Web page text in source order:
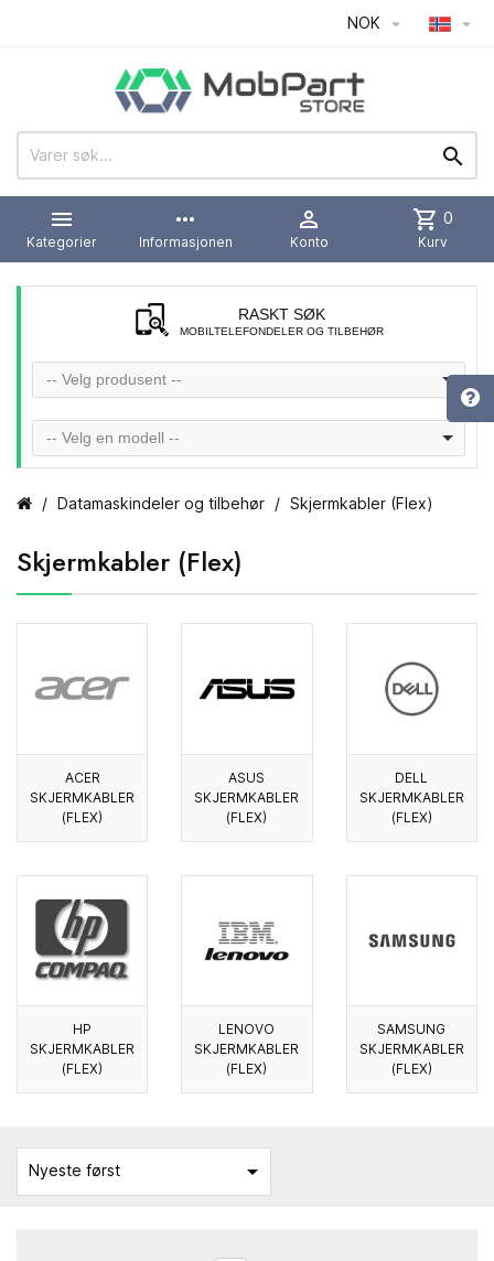
NOK  


Kategorier
more_horiz
Informasjonen

Konto
shopping_cart 0
Kurv
RASKT SØK
MOBILTELEFONDELER OG TILBEHØR
-- Velg produsent --
-- Velg en modell --
Datamaskindeler og tilbehør Skjermkabler (Flex)
Skjermkabler (Flex)
ACER
SKJERMKABLER
(FLEX)
ASUS
SKJERMKABLER
(FLEX)
DELL
SKJERMKABLER
(FLEX)
HP
SKJERMKABLER
(FLEX)
LENOVO
SKJERMKABLER
(FLEX)
SAMSUNG
SKJERMKABLER
(FLEX)
Nyeste først 